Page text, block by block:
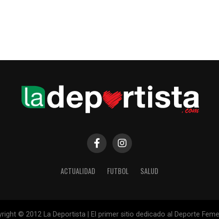
ACTUALIDAD FUTBOL SALUD
© 2012 La Deportista | El primer sitio dedicado al Deporte